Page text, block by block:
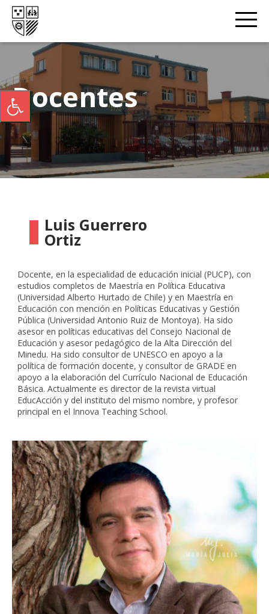
Docentes
Luis Guerrero
Ortiz
Docente, en la especialidad de educación inicial (PUCP), con
estudios completos de Maestría en Política Educativa
(Universidad Alberto Hurtado de Chile) y en Maestría en
Educación con mención en Políticas Educativas y Gestión
Pública (Universidad Antonio Ruiz de Montoya). Ha sido
asesor en políticas educativas del Consejo Nacional de
Educación y asesor pedagógico de la Alta Dirección del
Minedu. Ha sido consultor de UNESCO en apoyo a la
política de formación docente, y consultor de GRADE en
apoyo a la elaboración del Currículo Nacional de Educación
Básica. Actualmente es director de la revista virtual
EducAcción y del instituto del mismo nombre, y profesor
principal en el Innova Teaching School.